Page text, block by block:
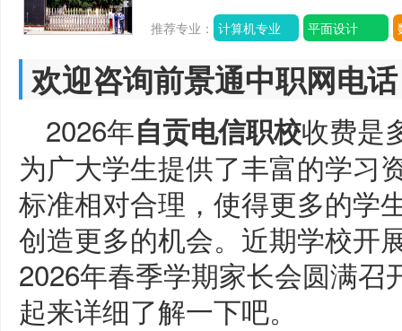
推荐专业： 计算机专业 平面设计
欢迎咨询前景通中职网电
2026年自贡电信职校收费是
为广大学生提供了丰富的学习
标准相对合理，使得更多的学
创造更多的机会。近期学校开
2026年春季学期家长会圆满
起来详细了解一下吧。